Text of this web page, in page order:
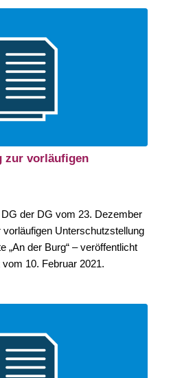
zur vorläufigen
der DG vom 23. Dezember
Unterschutzstellung
„An der Burg“ – veröffentlicht
10. Februar 2021.